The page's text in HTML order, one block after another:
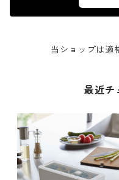
当ショップは適
最近チ